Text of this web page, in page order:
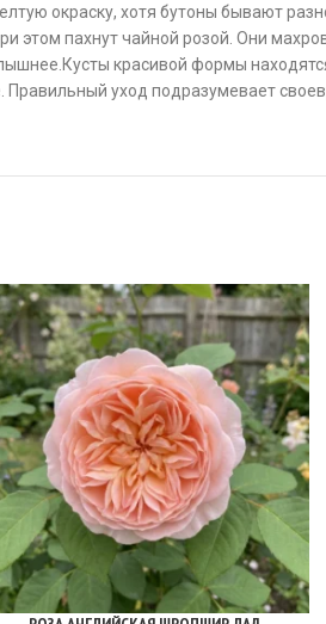
окраску, хотя бутоны бывают
этом пахнут чайной розой. Они
красивой формы
уход подразумевает